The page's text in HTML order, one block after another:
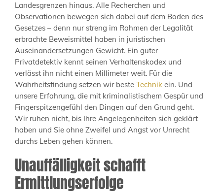
Landesgrenzen hinaus. Alle Recherchen und
Observationen bewegen sich dabei auf dem Boden des
Gesetzes – denn nur streng im Rahmen der Legalität
erbrachte Beweismittel haben in juristischen
Auseinandersetzungen Gewicht. Ein guter
Privatdetektiv kennt seinen Verhaltenskodex und
verlässt ihn nicht einen Millimeter weit. Für die
Wahrheitsfindung setzen wir beste Technik ein. Und
unsere Erfahrung, die mit kriminalistischem Gespür und
Fingerspitzengefühl den Dingen auf den Grund geht.
Wir ruhen nicht, bis Ihre Angelegenheiten sich geklärt
haben und Sie ohne Zweifel und Angst vor Unrecht
durchs Leben gehen können.
Unauffälligkeit schafft
Ermittlungserfolge